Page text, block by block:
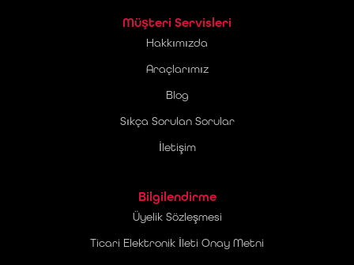
Müşteri Servisleri
Hakkımızda
Araçlarımız
Blog
Sıkça Sorulan Sorular
İletişim
Bilgilendirme
Üyelik Sözleşmesi
Ticari Elektronik İleti Onay Metni